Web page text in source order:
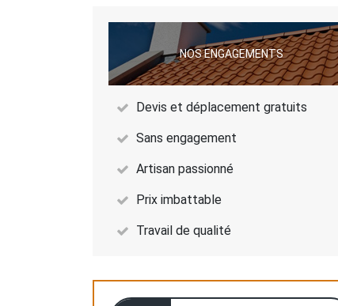
NOS ENGAGEMENTS
Devis et déplacement gratuits
Sans engagement
Artisan passionné
Prix imbattable
Travail de qualité